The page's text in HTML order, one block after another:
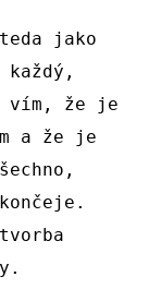
jako
vím, že je
a že je